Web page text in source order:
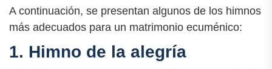
A continuación, se presentan algunos de los himnos
más adecuados para un matrimonio ecuménico:
1. Himno de la alegría